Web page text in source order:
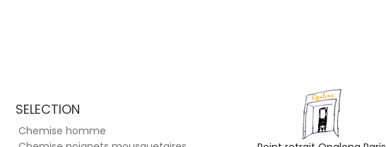
SELECTION
Chemise homme